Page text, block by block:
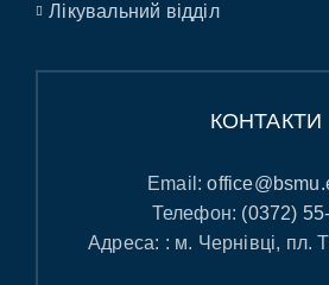
Лікувальний відділ
КОНТАКТИ
Email:
Телефон: (0372)
Адреса: : м. Чернівці, пл.